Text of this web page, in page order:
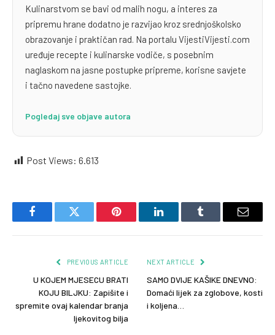
Kulinarstvom se bavi od malih nogu, a interes za
pripremu hrane dodatno je razvijao kroz srednjoškolsko
obrazovanje i praktičan rad. Na portalu VijestiVijesti.com
uređuje recepte i kulinarske vodiče, s posebnim
naglaskom na jasne postupke pripreme, korisne savjete
i tačno navedene sastojke.
Pogledaj sve objave autora
Post Views: 6.613
FacebookTwitter Pinterest LinkedInTumblr Email
PREVIOUS ARTICLE
U KOJEM MJESECU BRATI
KOJU BILJKU: Zapišite i
spremite ovaj kalendar branja
ljekovitog bilja
NEXT ARTICLE
SAMO DVIJE KAŠIKE DNEVNO:
Domaći lijek za zglobove, kosti
i koljena…